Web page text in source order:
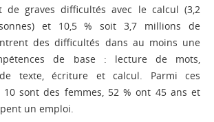
de graves difficultés avec le calcul (3,2
et 10,5 % soit 3,7 millions de
des difficultés dans au moins une
de base : lecture de mots,
de texte, écriture et calcul. Parmi ces
10 sont des femmes, 52 % ont 45 ans et
un emploi.